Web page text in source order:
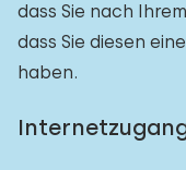
dass Sie nach
dass Sie diesen
haben.